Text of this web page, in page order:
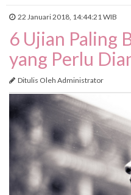
22 Januari 2018, 14:44:21 WIB
6 Ujian Paling
yang Perlu
Ditulis Oleh Administrator